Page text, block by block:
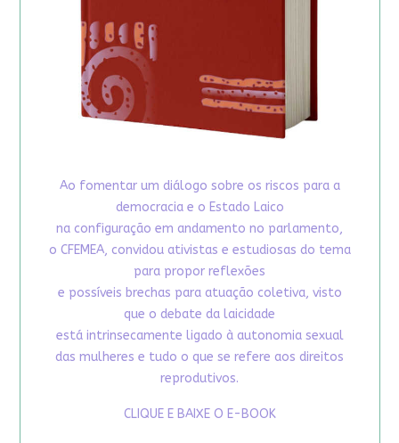
Ao fomentar um diálogo sobre os riscos para a
democracia e o Estado Laico
na configuração em andamento no parlamento,
o CFEMEA, convidou ativistas e estudiosas do tema
para propor reflexões
e possíveis brechas para atuação coletiva, visto
que o debate da laicidade
está intrinsecamente ligado à autonomia sexual
das mulheres e tudo o que se refere aos direitos
reprodutivos.
CLIQUE E BAIXE O E-BOOK